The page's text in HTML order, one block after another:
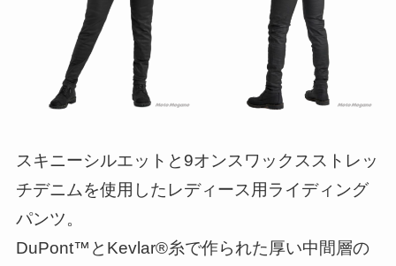
スキニーシルエットと9オンスワックスストレッ
チデニムを使用したレディース用ライディング
パンツ。
DuPont™とKevlar®糸で作られた厚い中間層の